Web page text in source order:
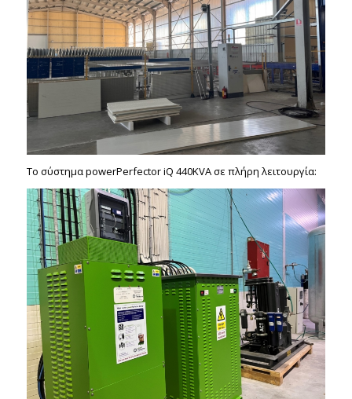
To σύστημα powerPerfector iQ 440KVA σε πλήρη λειτουργία: